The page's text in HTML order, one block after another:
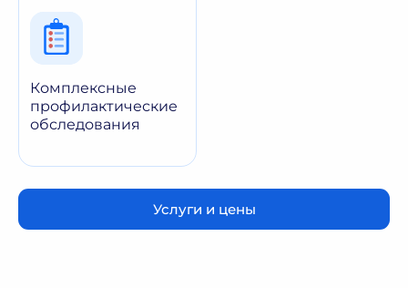
Комплексные
профилактические
обследования
Услуги и цены